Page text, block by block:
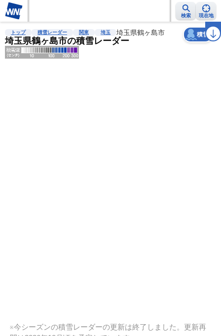
検索 現在地
雨雲レーダー 台風情報 地震情報 警報・注意報 2週間天気 ラ
トップ 積雪レーダー 関東 埼玉 埼玉県鶴ヶ島市
埼玉県鶴ヶ島市の積雪レーダー
積雪
天気 台風
※今シーズンの積雪レーダーの更新は終了しました。更新再